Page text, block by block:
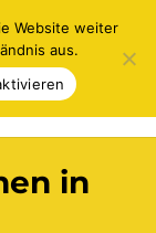
in
Website weiter
aus.